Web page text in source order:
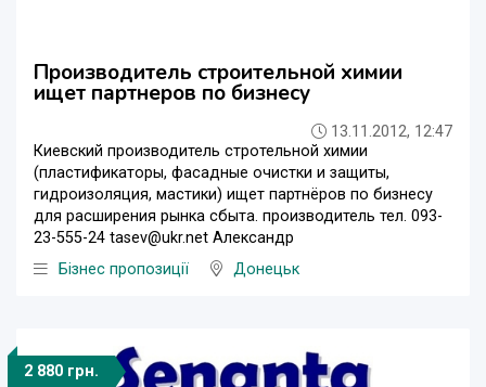
Производитель строительной химии
ищет партнеров по бизнесу
13.11.2012, 12:47
Киевский производитель стротельной химии
(пластификаторы, фасадные очистки и защиты,
гидроизоляция, мастики) ищет партнёров по бизнесу
для расширения рынка сбыта. производитель тел. 093-
23-555-24 tasev@ukr.net Александр
Бізнес пропозиції
Донецьк
2 880 грн.